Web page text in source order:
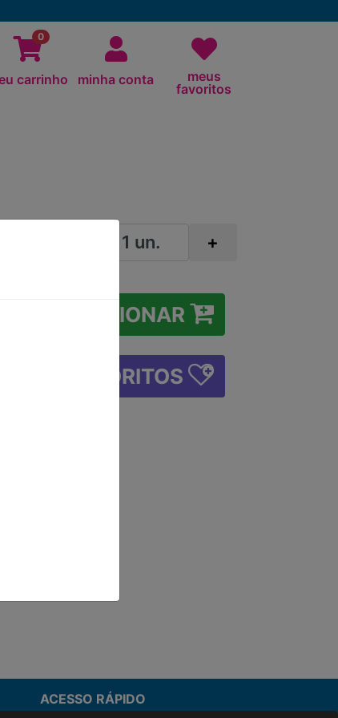
0
carrinho minha conta
meus
favoritos
+
ADICIONAR
FAVORITOS
ACESSO RÁPIDO